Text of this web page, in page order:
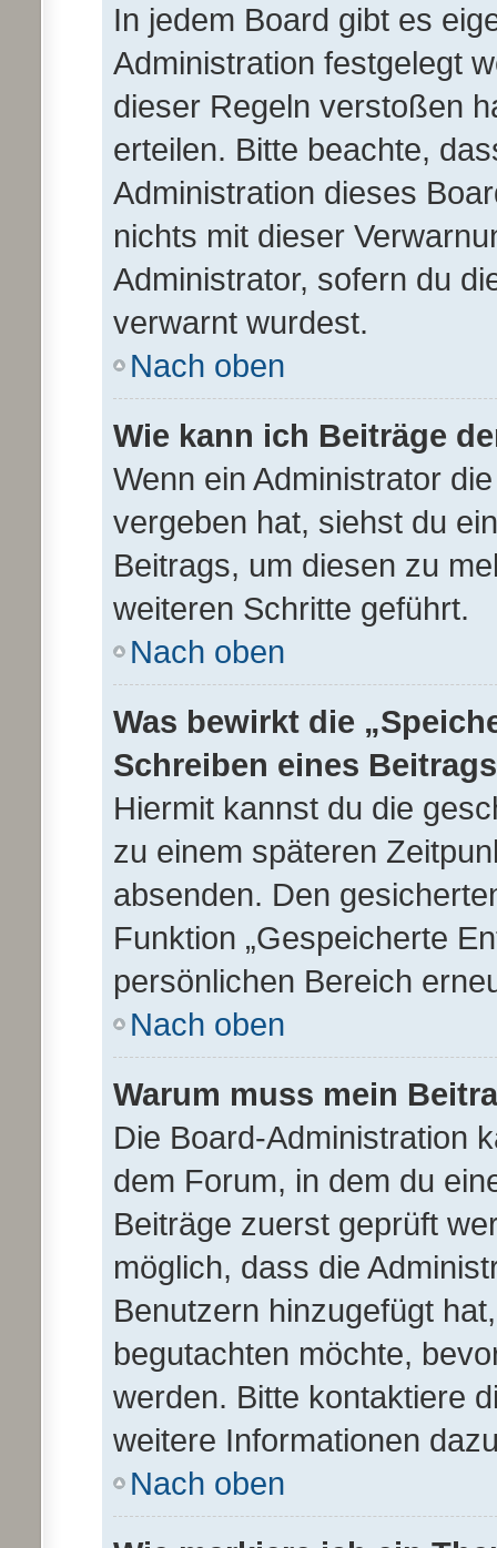
In jedem Board gibt es
Administration festgelegt
dieser Regeln verstoßen
erteilen. Bitte beachte,
Administration dieses
nichts mit dieser
Administrator, sofern du
verwarnt wurdest.
Nach oben
Wie kann ich Beiträge
Wenn ein Administrator
vergeben hat, siehst du
Beitrags, um diesen zu
weiteren Schritte geführt.
Nach oben
Was bewirkt die
Schreiben eines
Hiermit kannst du die
zu einem späteren
absenden. Den
Funktion „Gespeicherte
persönlichen Bereich
Nach oben
Warum muss mein
Die Board-Administration
dem Forum, in dem du
Beiträge zuerst geprüft
möglich, dass die
Benutzern hinzugefügt
begutachten möchte,
werden. Bitte kontaktiere
weitere Informationen
Nach oben